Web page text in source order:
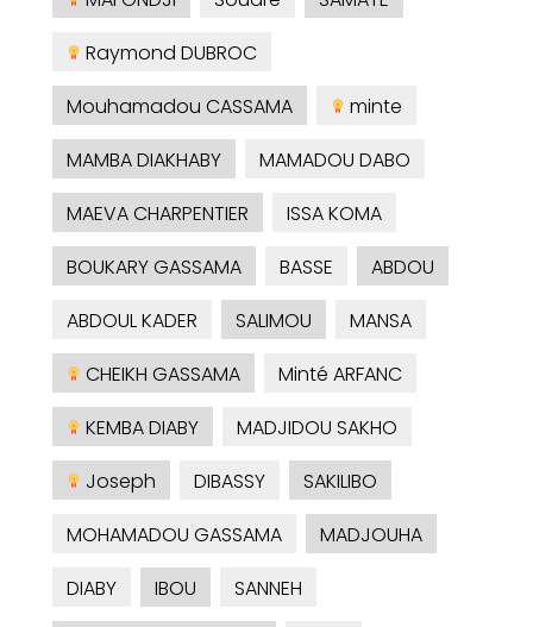
Raymond DUBROC
Mouhamadou CASSAMA
minte
MAMBA DIAKHABY
MAMADOU DABO
MAEVA CHARPENTIER
ISSA KOMA
BOUKARY GASSAMA
BASSE
ABDOU
ABDOUL KADER
SALIMOU
MANSA
CHEIKH GASSAMA
Minté ARFANC
KEMBA DIABY
MADJIDOU SAKHO
Joseph
DIBASSY
SAKILIBO
MOHAMADOU GASSAMA
MADJOUHA
DIABY
IBOU
SANNEH